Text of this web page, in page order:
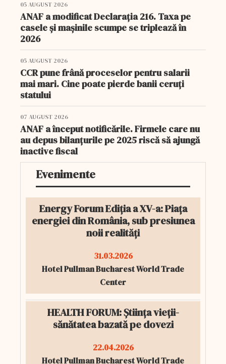
05 AUGUST 2026
ANAF a modificat Declarația 216. Taxa pe
casele și mașinile scumpe se triplează în
2026
05 AUGUST 2026
CCR pune frână proceselor pentru salarii
mai mari. Cine poate pierde banii ceruți
statului
07 AUGUST 2026
ANAF a început notificările. Firmele care nu
au depus bilanțurile pe 2025 riscă să ajungă
inactive fiscal
Evenimente
Energy Forum Ediția a XV-a: Piața
energiei din România, sub presiunea
noii realități
31.03.2026
Hotel Pullman Bucharest World Trade
Center
HEALTH FORUM: Știința vieții-
sănătatea bazată pe dovezi
22.04.2026
Hotel Pullman Bucharest World Trade